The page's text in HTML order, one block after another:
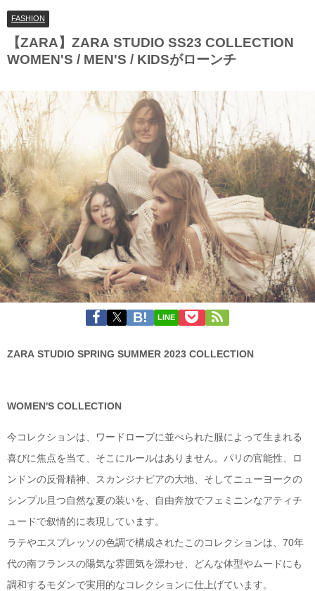
FASHION
【ZARA】ZARA STUDIO SS23 COLLECTION
WOMEN'S / MEN'S / KIDSがローンチ
LINE
ZARA STUDIO SPRING SUMMER 2023 COLLECTION
WOMEN'S COLLECTION
今コレクションは、ワードローブに並べられた服によって生まれる
喜びに焦点を当て、そこにルールはありません。パリの官能性、ロ
ンドンの反骨精神、スカンジナビアの大地、そしてニューヨークの
シンプル且つ自然な夏の装いを、自由奔放でフェミニンなアティチ
ュードで叙情的に表現しています。
ラテやエスプレッソの色調で構成されたこのコレクションは、70年
代の南フランスの陽気な雰囲気を漂わせ、どんな体型やムードにも
調和するモダンで実用的なコレクションに仕上げています。